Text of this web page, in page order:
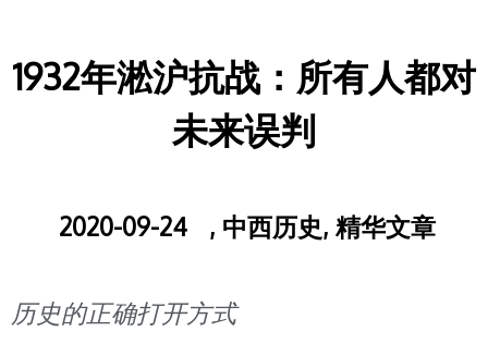
1932年淞沪抗战：所有人都对
未来误判
2020-09-24 , 中西历史, 精华文章
历史的正确打开方式